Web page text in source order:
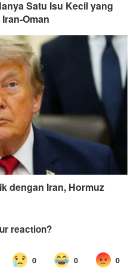
Satu Isu Kecil yang
Oman
dengan Iran, Hormuz